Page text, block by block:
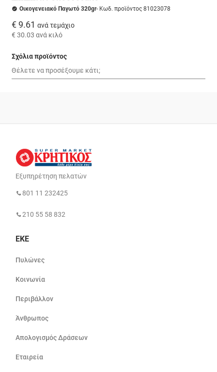
Οικογενειακό Παγωτό 320gr- Κωδ. προϊόντος 81023078
€ 9.61 ανά τεμάχιο
€ 30.03 ανά κιλό
Σχόλια προϊόντος
Εξυπηρέτηση πελατών
801 11 232425
210 55 58 832
ΕΚΕ
Πυλώνες
Κοινωνία
Περιβάλλον
Άνθρωπος
Απολογισμός Δράσεων
Εταιρεία